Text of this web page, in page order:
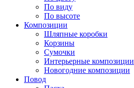
По виду
По высоте
Композиции
Шляпные коробки
Корзины
Сумочки
Интерьерные композиции
Новогодние композиции
Повод